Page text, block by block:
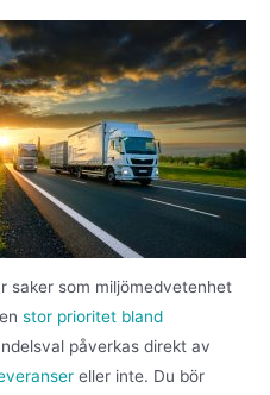
saker som miljömedvetenhet
stor prioritet bland
påverkas direkt av
eller inte. Du bör